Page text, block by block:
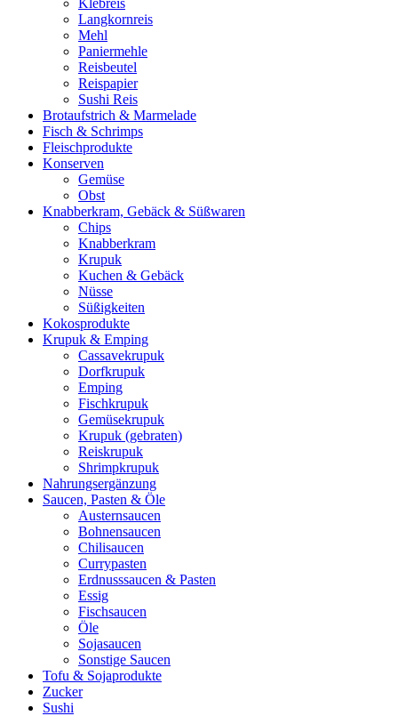
Klebreis
Langkornreis
Mehl
Paniermehle
Reisbeutel
Reispapier
Sushi Reis
Brotaufstrich & Marmelade
Fisch & Schrimps
Fleischprodukte
Konserven
Gemüse
Obst
Knabberkram, Gebäck & Süßwaren
Chips
Knabberkram
Krupuk
Kuchen & Gebäck
Nüsse
Süßigkeiten
Kokosprodukte
Krupuk & Emping
Cassavekrupuk
Dorfkrupuk
Emping
Fischkrupuk
Gemüsekrupuk
Krupuk (gebraten)
Reiskrupuk
Shrimpkrupuk
Nahrungsergänzung
Saucen, Pasten & Öle
Austernsaucen
Bohnensaucen
Chilisaucen
Currypasten
Erdnusssaucen & Pasten
Essig
Fischsaucen
Öle
Sojasaucen
Sonstige Saucen
Tofu & Sojaprodukte
Zucker
Sushi